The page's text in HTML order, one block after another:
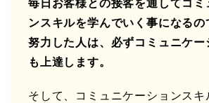
毎日お客様との接客を通してコミ
ンスキルを学んでいく事になるの
努力した人は、必ずコミュニケー
も上達します。
そして、コミュニケーションスキ